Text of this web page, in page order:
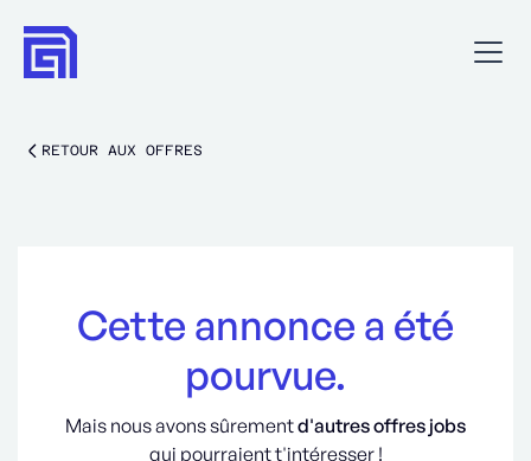
RETOUR AUX OFFRES
Cette annonce a été
pourvue.
Mais nous avons sûrementd'autres offres jobs
qui pourraient t'intéresser !